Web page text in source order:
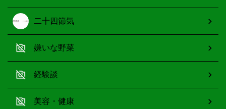
二十四節気
嫌いな野菜
経験談
美容・健康